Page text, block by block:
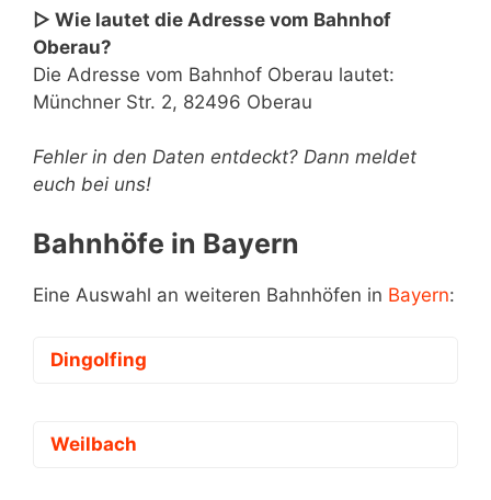
▷ Wie lautet die Adresse vom Bahnhof
Oberau?
Die Adresse vom Bahnhof Oberau lautet:
Münchner Str. 2, 82496 Oberau
Fehler in den Daten entdeckt? Dann meldet
euch bei uns!
Bahnhöfe in Bayern
Eine Auswahl an weiteren Bahnhöfen in Bayern:
Dingolfing
Weilbach